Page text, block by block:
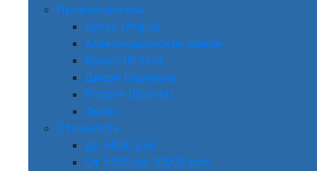
Производитель
Аргус (Argus)
Александровские двери
Браво (Bravo)
Двери Барнаула
Епорта (Eporta)
Оникс
Стоимость
До 5000 руб
От 5000 до 10000 руб